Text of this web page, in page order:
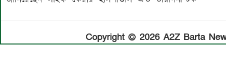
Copyright © 2026 A2Z Barta